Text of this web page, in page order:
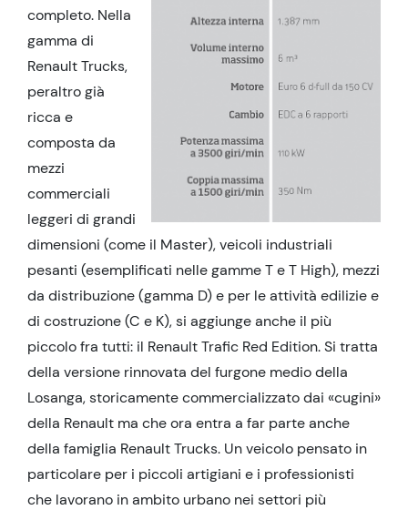
completo. Nella
gamma di
Renault Trucks,
peraltro già
ricca e
composta da
mezzi
commerciali
leggeri di grandi
dimensioni (come il Master), veicoli industriali
pesanti (esemplificati nelle gamme T e T High), mezzi
da distribuzione (gamma D) e per le attività edilizie e
di costruzione (C e K), si aggiunge anche il più
piccolo fra tutti: il Renault Trafic Red Edition. Si tratta
della versione rinnovata del furgone medio della
Losanga, storicamente commercializzato dai «cugini»
della Renault ma che ora entra a far parte anche
della famiglia Renault Trucks. Un veicolo pensato in
particolare per i piccoli artigiani e i professionisti
che lavorano in ambito urbano nei settori più